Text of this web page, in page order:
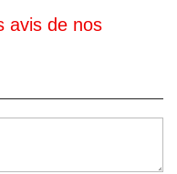
avis de nos